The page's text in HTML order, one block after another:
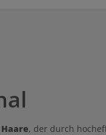
, der durch